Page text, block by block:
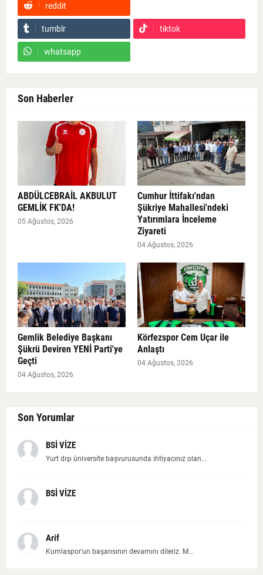
reddit
tumblr tiktok
whatsapp
Son Haberler
ABDÜLCEBRAİL AKBULUT
GEMLİK FK'DA!
05 Ağustos, 2026
Cumhur İttifakı'ndan
Şükriye Mahallesi'ndeki
Yatırımlara İnceleme
Ziyareti
04 Ağustos, 2026
Gemlik Belediye Başkanı
Şükrü Deviren YENİ Parti'ye
Geçti
04 Ağustos, 2026
Körfezspor Cem Uçar ile
Anlaştı
04 Ağustos, 2026
Son Yorumlar
BSİ VİZE
Yurt dışı üniversite başvurusunda ihtiyacınız olan...
BSİ VİZE
Arif
Kumlaspor'un başarısının devamını dileriz. M...